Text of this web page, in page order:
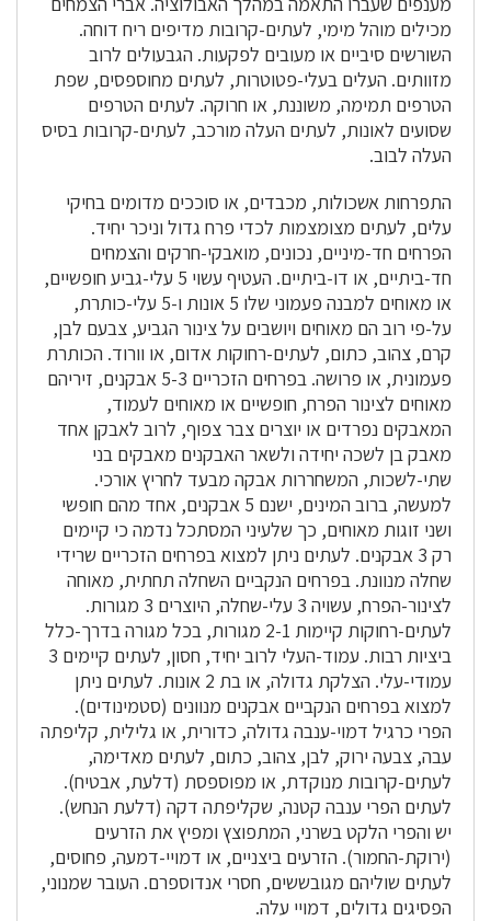
מכילים מוהל מימי, לעתים-קרובות מדיפים ריח דוחה.
השורשים סיביים או מעובים לפקעות. הגבעולים לרוב
מזוותים. העלים בעלי-פטוטרות, לעתים מחוספסים, שפת
הטרפים תמימה, משוננת, או חרוקה. לעתים הטרפים
שסועים לאונות, לעתים העלה מורכב, לעתים-קרובות בסיס
העלה לבוב.
התפרחות אשכולות, מכבדים, או סוככים מדומים בחיקי
עלים, לעתים מצומצמות לכדי פרח גדול וניכר יחיד.
הפרחים חד-מיניים, נכונים, מואבקי-חרקים והצמחים
חד-ביתיים, או דו-ביתיים. העטיף עשוי 5 עלי-גביע חופשיים,
או מאוחים למבנה פעמוני שלו 5 אונות ו-5 עלי-כותרת,
על-פי רוב הם מאוחים ויושבים על צינור הגביע, צבעם לבן,
קרם, צהוב, כתום, לעתים-רחוקות אדום, או וורוד. הכותרת
פעמונית, או פרושה. בפרחים הזכריים 5-3 אבקנים, זיריהם
מאוחים לצינור הפרח, חופשיים או מאוחים לעמוד,
המאבקים נפרדים או יוצרים צבר צפוף, לרוב לאבקן אחד
מאבק בן לשכה יחידה ולשאר האבקנים מאבקים בני
שתי-לשכות, המשחררות אבקה מבעד לחריץ אורכי.
למעשה, ברוב המינים, ישנם 5 אבקנים, אחד מהם חופשי
ושני זוגות מאוחים, כך שלעיני המסתכל נדמה כי קיימים
רק 3 אבקנים. לעתים ניתן למצוא בפרחים הזכריים שרידי
שחלה מנוונת. בפרחים הנקביים השחלה תחתית, מאוחה
לצינור-הפרח, עשויה 3 עלי-שחלה, היוצרים 3 מגורות.
לעתים-רחוקות קיימות 2-1 מגורות, בכל מגורה בדרך-כלל
ביציות רבות. עמוד-העלי לרוב יחיד, חסון, לעתים קיימים 3
עמודי-עלי. הצלקת גדולה, או בת 2 אונות. לעתים ניתן
למצוא בפרחים הנקביים אבקנים מנוונים (סטמינודים).
הפרי כרגיל דמוי-ענבה גדולה, כדורית, או גלילית, קליפתה
עבה, צבעה ירוק, לבן, צהוב, כתום, לעתים מאדימה,
לעתים-קרובות מנוקדת, או מפוספסת (דלעת, אבטיח).
לעתים הפרי ענבה קטנה, שקליפתה דקה (דלעת הנחש).
יש והפרי הלקט בשרני, המתפוצץ ומפיץ את הזרעים
(ירוקת-החמור). הזרעים ביצניים, או דמויי-דמעה, פחוסים,
לעתים שוליהם מגובששים, חסרי אנדוספרם. העובר שמנוני,
הפסיגים גדולים, דמויי עלה.